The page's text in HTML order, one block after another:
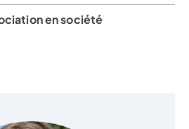
en société